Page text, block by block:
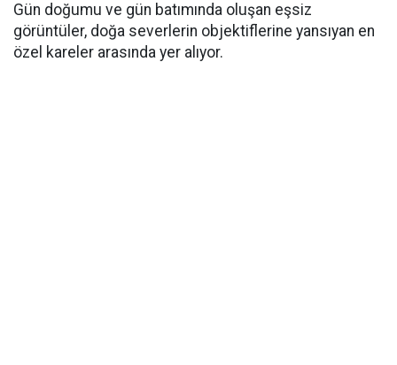
Gün doğumu ve gün batımında oluşan eşsiz
görüntüler, doğa severlerin objektiflerine yansıyan en
özel kareler arasında yer alıyor.